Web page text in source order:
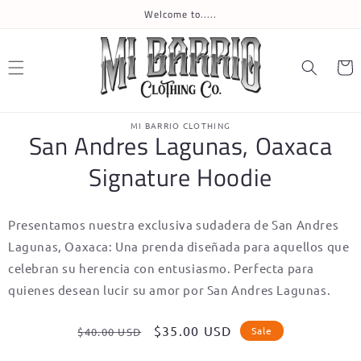
Welcome to.....
Cart
information
MI BARRIO CLOTHING
San Andres Lagunas, Oaxaca
Signature Hoodie
Presentamos nuestra exclusiva sudadera de San Andres
Lagunas, Oaxaca: Una prenda diseñada para aquellos que
celebran su herencia con entusiasmo. Perfecta para
quienes desean lucir su amor por San Andres Lagunas.
Regular
$40.00 USD
Sale
$35.00 USD Sale